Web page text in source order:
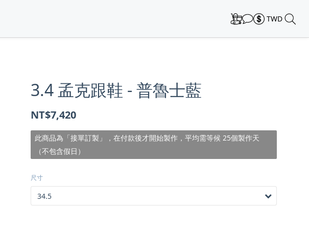
TWD
3.4 孟克跟鞋 - 普魯士藍
NT$7,420
此商品為「接單訂製」，在付款後才開始製作，平均需等候 25個製作天
（不包含假日）
尺寸